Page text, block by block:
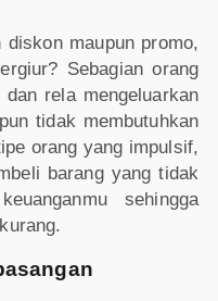
diskon maupun promo,
Sebagian orang
rela mengeluarkan
tidak membutuhkan
orang yang impulsif,
barang yang tidak
sehingga